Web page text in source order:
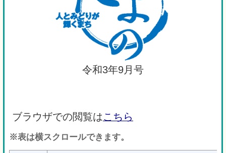
令和3年9月号
ブラウザでの閲覧はこちら
※表は横スクロールできます。